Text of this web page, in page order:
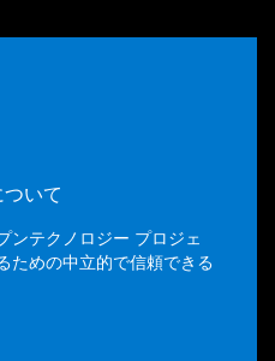
いて
ンテクノロジー プロジェ
ための中立的で信頼できる